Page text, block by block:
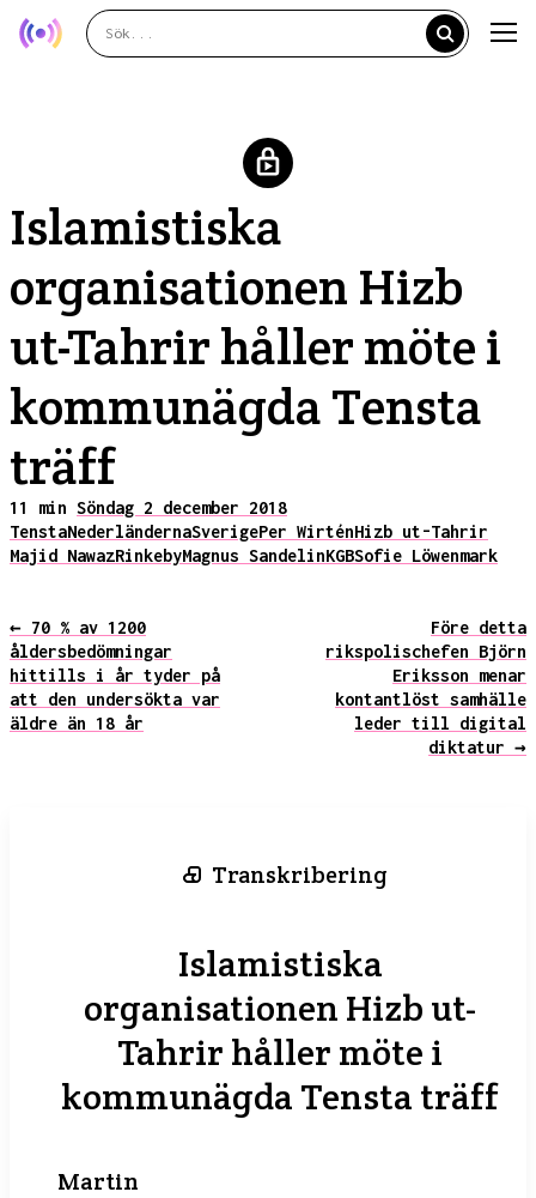
Islamistiska
organisationen Hizb
ut-Tahrir håller möte i
kommunägda Tensta
träff
11 min Söndag 2 december 2018
TenstaNederländernaSverigePer WirténHizb ut-Tahrir
Majid NawazRinkebyMagnus SandelinKGBSofie Löwenmark
← 70 % av 1200
åldersbedömningar
hittills i år tyder på
att den undersökta var
äldre än 18 år
Före detta
rikspolischefen Björn
Eriksson menar
kontantlöst samhälle
leder till digital
diktatur →
Transkribering
Islamistiska
organisationen Hizb ut-
Tahrir håller möte i
kommunägda Tensta träff
Martin